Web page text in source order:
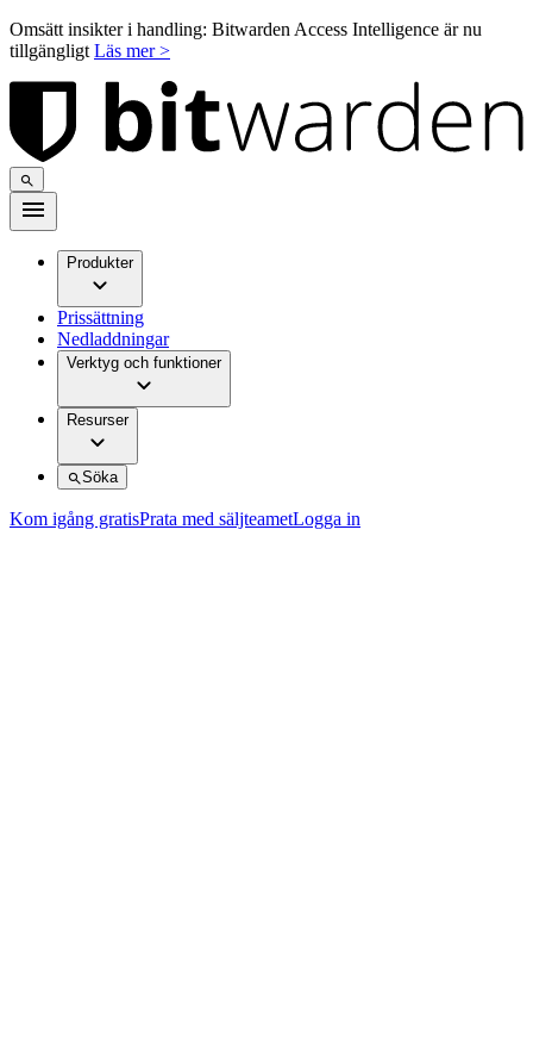
Omsätt insikter i handling: Bitwarden Access Intelligence är nu
tillgängligt Läs mer >
Produkter
Prissättning
Nedladdningar
Verktyg och funktioner
Resurser
Söka
Kom igång gratisPrata med säljteametLogga in